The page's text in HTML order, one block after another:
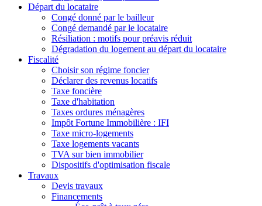
Départ du locataire
Congé donné par le bailleur
Congé demandé par le locataire
Résiliation : motifs pour préavis réduit
Dégradation du logement au départ du locataire
Fiscalité
Choisir son régime foncier
Déclarer des revenus locatifs
Taxe foncière
Taxe d'habitation
Taxes ordures ménagères
Impôt Fortune Immobilière : IFI
Taxe micro-logements
Taxe logements vacants
TVA sur bien immobilier
Dispositifs d'optimisation fiscale
Travaux
Devis travaux
Financements